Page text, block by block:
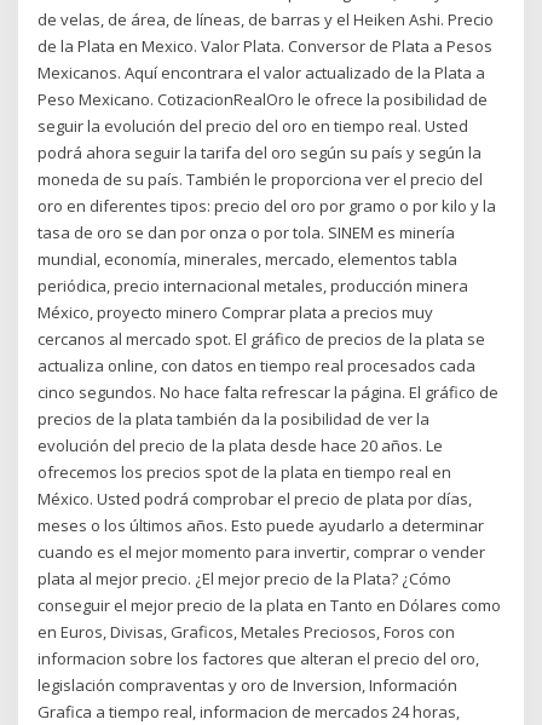
de velas, de área, de líneas, de barras y el Heiken Ashi. Precio
de la Plata en Mexico. Valor Plata. Conversor de Plata a Pesos
Mexicanos. Aquí encontrara el valor actualizado de la Plata a
Peso Mexicano. CotizacionRealOro le ofrece la posibilidad de
seguir la evolución del precio del oro en tiempo real. Usted
podrá ahora seguir la tarifa del oro según su país y según la
moneda de su país. También le proporciona ver el precio del
oro en diferentes tipos: precio del oro por gramo o por kilo y la
tasa de oro se dan por onza o por tola. SINEM es minería
mundial, economía, minerales, mercado, elementos tabla
periódica, precio internacional metales, producción minera
México, proyecto minero Comprar plata a precios muy
cercanos al mercado spot. El gráfico de precios de la plata se
actualiza online, con datos en tiempo real procesados cada
cinco segundos. No hace falta refrescar la página. El gráfico de
precios de la plata también da la posibilidad de ver la
evolución del precio de la plata desde hace 20 años. Le
ofrecemos los precios spot de la plata en tiempo real en
México. Usted podrá comprobar el precio de plata por días,
meses o los últimos años. Esto puede ayudarlo a determinar
cuando es el mejor momento para invertir, comprar o vender
plata al mejor precio. ¿El mejor precio de la Plata? ¿Cómo
conseguir el mejor precio de la plata en Tanto en Dólares como
en Euros, Divisas, Graficos, Metales Preciosos, Foros con
informacion sobre los factores que alteran el precio del oro,
legislación compraventas y oro de Inversion, Información
Grafica a tiempo real, informacion de mercados 24 horas,